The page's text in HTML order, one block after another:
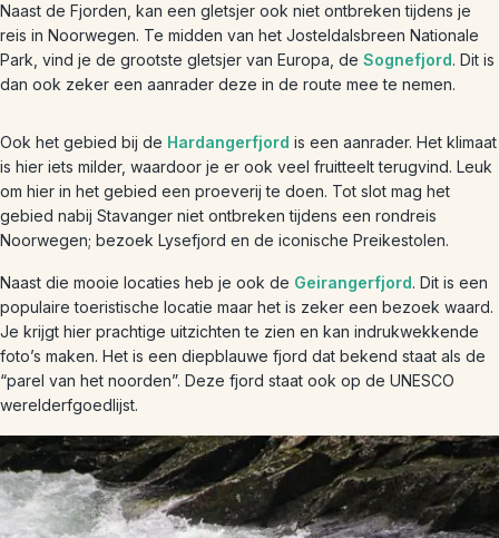
Naast de Fjorden, kan een gletsjer ook niet ontbreken tijdens je
reis in Noorwegen. Te midden van het Josteldalsbreen Nationale
Park, vind je de grootste gletsjer van Europa, de Sognefjord. Dit is
dan ook zeker een aanrader deze in de route mee te nemen.
Ook het gebied bij de Hardangerfjord is een aanrader. Het klimaat
is hier iets milder, waardoor je er ook veel fruitteelt terugvind. Leuk
om hier in het gebied een proeverij te doen. Tot slot mag het
gebied nabij Stavanger niet ontbreken tijdens een rondreis
Noorwegen; bezoek Lysefjord en de iconische Preikestolen.
Naast die mooie locaties heb je ook de Geirangerfjord. Dit is een
populaire toeristische locatie maar het is zeker een bezoek waard.
Je krijgt hier prachtige uitzichten te zien en kan indrukwekkende
foto’s maken. Het is een diepblauwe fjord dat bekend staat als de
“parel van het noorden”. Deze fjord staat ook op de UNESCO
werelderfgoedlijst.